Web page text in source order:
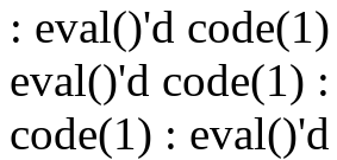
: eval()'d
eval()'d code(1)
code(1) :